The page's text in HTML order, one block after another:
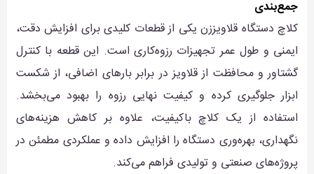
جمع‌بندی
کلاچ دستگاه قلاویززن یکی از قطعات کلیدی برای افزایش دقت،
ایمنی و طول عمر تجهیزات رزوه‌کاری است. این قطعه با کنترل
گشتاور و محافظت از قلاویز در برابر بارهای اضافی، از شکست
ابزار جلوگیری کرده و کیفیت نهایی رزوه را بهبود می‌بخشد.
استفاده از یک کلاچ باکیفیت، علاوه بر کاهش هزینه‌های
نگهداری، بهره‌وری دستگاه را افزایش داده و عملکردی مطمئن در
پروژه‌های صنعتی و تولیدی فراهم می‌کند.